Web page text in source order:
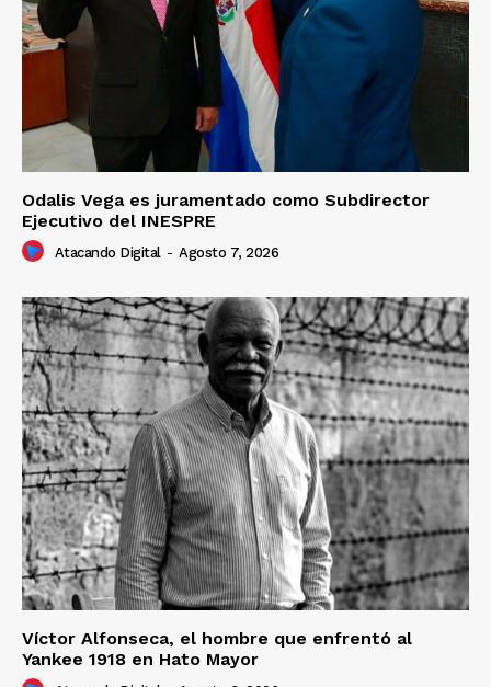
Odalis Vega es juramentado como Subdirector
Ejecutivo del INESPRE
Atacando Digital - Agosto 7, 2026
Víctor Alfonseca, el hombre que enfrentó al
Yankee 1918 en Hato Mayor